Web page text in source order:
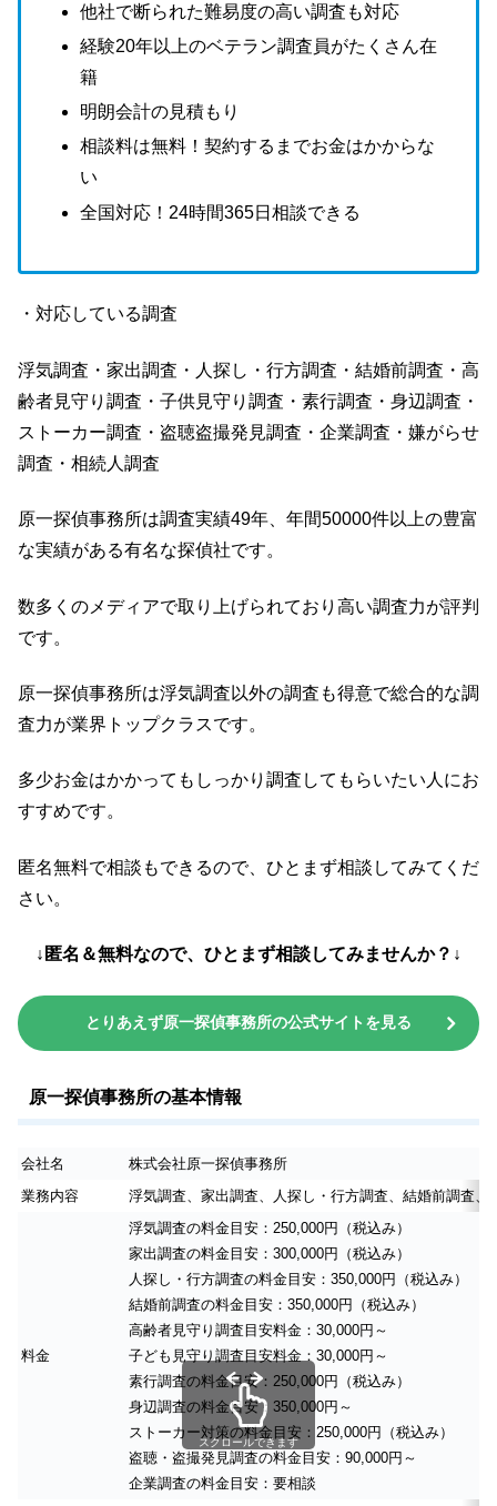
他社で断られた難易度の高い調査も対応
経験20年以上のベテラン調査員がたくさん在
籍
明朗会計の見積もり
相談料は無料！契約するまでお金はかからな
い
全国対応！24時間365日相談できる
・対応している調査
浮気調査・家出調査・人探し・行方調査・結婚前調査・高
齢者見守り調査・子供見守り調査・素行調査・身辺調査・
ストーカー調査・盗聴盗撮発見調査・企業調査・嫌がらせ
調査・相続人調査
原一探偵事務所は調査実績49年、年間50000件以上の豊富
な実績がある有名な探偵社です。
数多くのメディアで取り上げられており高い調査力が評判
です。
原一探偵事務所は浮気調査以外の調査も得意で総合的な調
査力が業界トップクラスです。
多少お金はかかってもしっかり調査してもらいたい人にお
すすめです。
匿名無料で相談もできるので、ひとまず相談してみてくだ
さい。
↓匿名＆無料なので、ひとまず相談してみませんか？↓
とりあえず原一探偵事務所の公式サイトを見る
原一探偵事務所の基本情報
会社名
株式会社原一探偵事務所
業務内容
浮気調査、家出調査、人探し・行方調査、結婚前調査
料金
浮気調査の料金目安：250,000円（税込み）
家出調査の料金目安：300,000円（税込み）
人探し・行方調査の料金目安：350,000円（税込み）
結婚前調査の料金目安：350,000円（税込み）
高齢者見守り調査目安料金：30,000円～
子ども見守り調査目安料金：30,000円～
素行調査の料金目安：250,000円（税込み）
身辺調査の料金目安：350,000円～
ストーカー対策の料金目安：250,000円（税込み）
盗聴・盗撮発見調査の料金目安：90,000円～
企業調査の料金目安：要相談
スクロールできます